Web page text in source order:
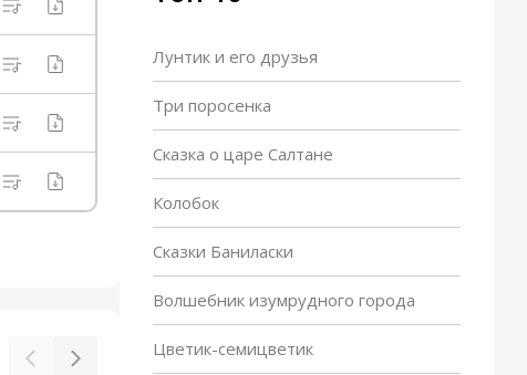
Лунтик и его друзья
Три поросенка
Сказка о царе Салтане
Колобок
Сказки Баниласки
Волшебник изумрудного города
Цветик-семицветик